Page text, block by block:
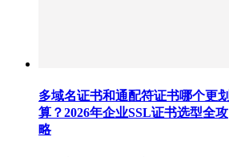
多域名证书和通配符证书哪个更划
算？2026年企业SSL证书选型全攻
略